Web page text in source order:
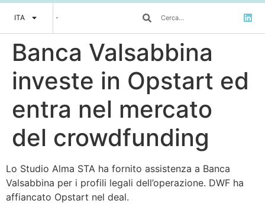
ITA
Banca Valsabbina
investe in Opstart ed
entra nel mercato
del crowdfunding
Lo Studio Alma STA ha fornito assistenza a Banca
Valsabbina per i profili legali dell’operazione. DWF ha
affiancato Opstart nel deal.